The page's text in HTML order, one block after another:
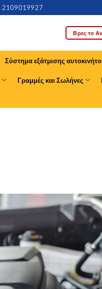
2109019927
Βρες το
Σύστημα εξάτμισης
Γραμμές και Σωλήνες